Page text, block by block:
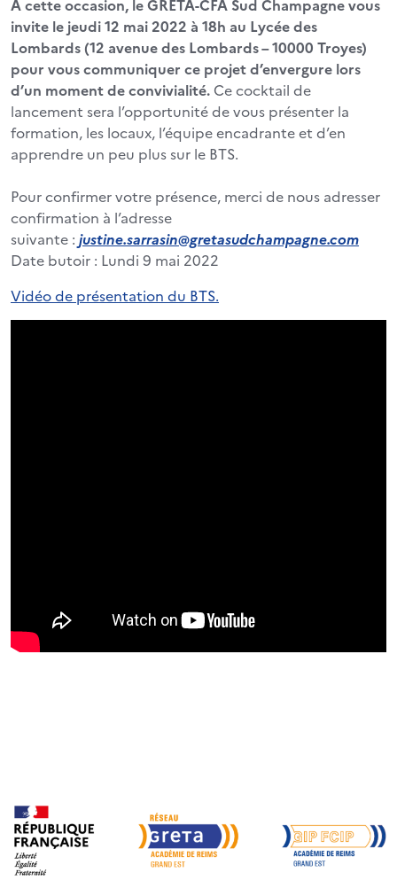
A cette occasion, le GRETA-CFA Sud Champagne vous
invite le jeudi 12 mai 2022 à 18h au Lycée des
Lombards (12 avenue des Lombards – 10000 Troyes)
pour vous communiquer ce projet d’envergure lors
d’un moment de convivialité. Ce cocktail de
lancement sera l’opportunité de vous présenter la
formation, les locaux, l’équipe encadrante et d’en
apprendre un peu plus sur le BTS.
Pour confirmer votre présence, merci de nous adresser
confirmation à l’adresse
suivante : justine.sarrasin@gretasudchampagne.com
Date butoir : Lundi 9 mai 2022
Vidéo de présentation du BTS.